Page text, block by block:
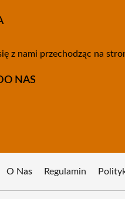
z nami przechodząc na
NAS
O Nas Regulamin